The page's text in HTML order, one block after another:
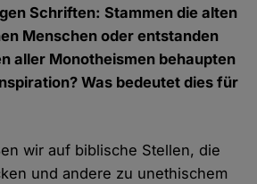
Schriften: Stammen die alten
Menschen oder entstanden
aller Monotheismen behaupten
Was bedeutet dies für
wir auf biblische Stellen, die
und andere zu unethischem